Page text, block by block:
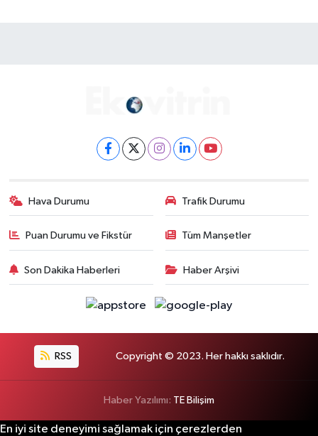
Hava Durumu Trafik Durumu
Puan Durumu ve Fikstür Tüm Manşetler
Son Dakika Haberleri Haber Arşivi
RSS Copyright © 2023. Her hakkı saklıdır.
Haber Yazılımı: TE Bilişim
En iyi site deneyimi sağlamak için çerezlerden